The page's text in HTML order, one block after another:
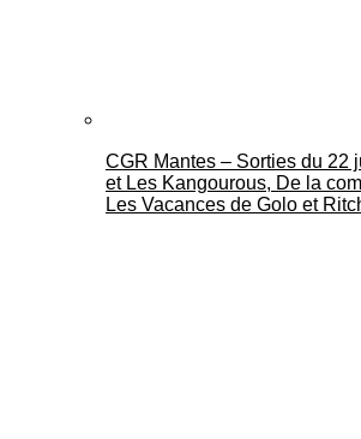
CGR Mantes – Sorties du 22
et Les Kangourous, De la
Les Vacances de Golo et